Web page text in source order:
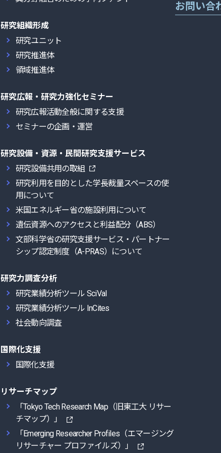
研究組織形成
研究ユニット
研究推進体
領域推進体
研究広報・研究力強化セミナー
研究広報活動全般に関する支援
セミナーの企画・運営
研究設備・資源・民間研究支援サービス
研究設備共用の取組
研究利用を目的とした学長裁量スペースの使
用について
米国エネルギー省の施設利用について
遺伝資源へのアクセスと利益配分（ABS）
文部科学省の研究支援サービス・パートナー
シップ認定制度（A-PRAS）について
研究力調査分析
研究業績分析ツール SciVal
研究業績分析ツール InCites
社会動向調査
国際化支援
国際化支援
リサーチマップ
「Tokyo Tech Research Map（旧東工大 リサー
チマップ）」
「Emerging Researcher Profiles（エマージング
リサーチャー プロファイルズ）」
お問い合